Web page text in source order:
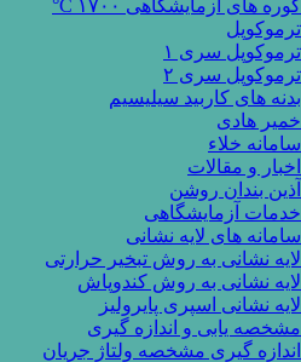
کوره های آزمایشگاهی ۱۷۰۰ C°
ترموکوپل
ترموکوپل سری ۱
ترموکوپل سری ۲
بدنه های کاربید سیلیسیم
خمیر هادی
سامانه خلاء
اخبار و مقالات
آذین بندان روشن
خدمات آزمایشگاهی
سامانه های لایه نشانی
لایه نشانی به روش تبخیر حرارتی
لایه نشانی به روش کندوپاش
لایه نشانی اسپری پایرولیز
مشخصه یابی و اندازه گیری
اندازه گیری مشخصه ولتاژ جریان